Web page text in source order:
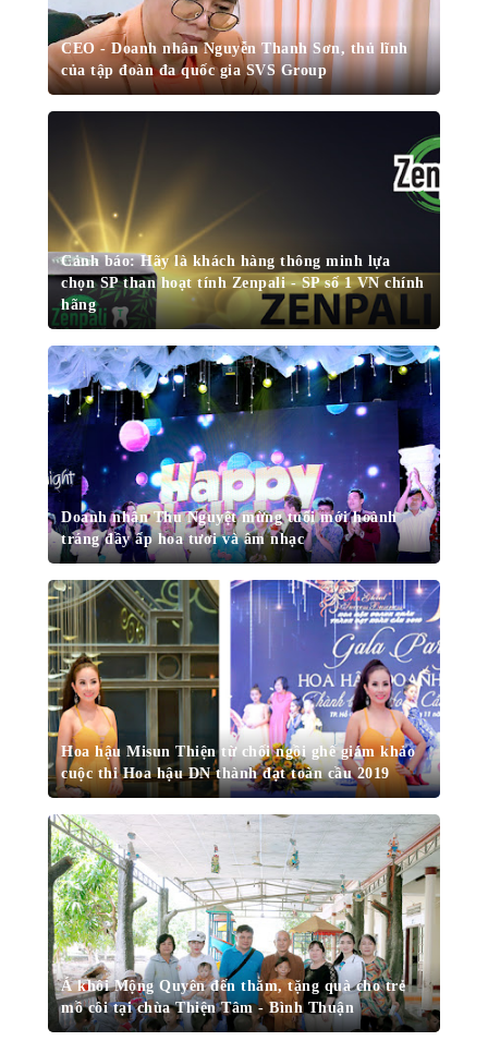
CEO - Doanh nhân Nguyễn Thanh Sơn, thủ lĩnh
của tập đoàn đa quốc gia SVS Group
Cảnh báo: Hãy là khách hàng thông minh lựa
chọn SP than hoạt tính Zenpali - SP số 1 VN chính
hãng
Doanh nhân Thu Nguyệt mừng tuổi mới hoành
tráng đầy ấp hoa tươi và âm nhạc
Hoa hậu Misun Thiện từ chối ngồi ghế giám khảo
cuộc thi Hoa hậu DN thành đạt toàn cầu 2019
Á khôi Mộng Quyên đến thăm, tặng quà cho trẻ
mồ côi tại chùa Thiện Tâm - Bình Thuận